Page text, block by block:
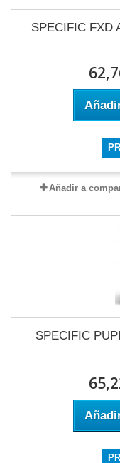
SPECIFIC FXD
Añadir a
SPECIFIC